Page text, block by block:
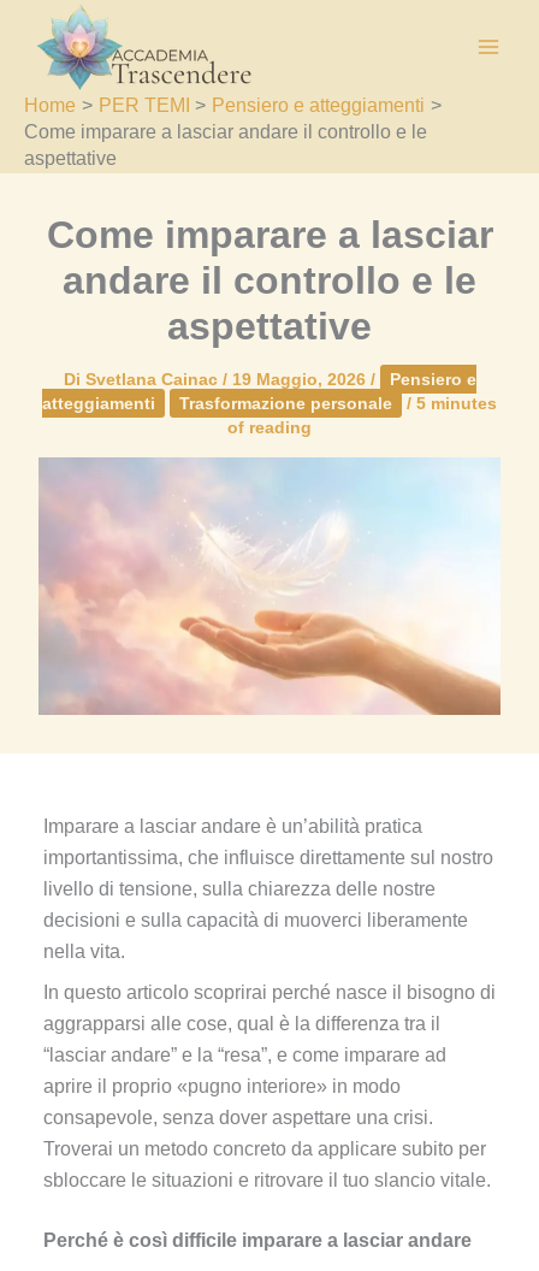
contenuto
Home
PER TEMI
Pensiero e atteggiamenti
Come imparare a lasciar andare il controllo e le
aspettative
Come imparare a lasciar
andare il controllo e le
aspettative
Di Svetlana Cainac / 19 Maggio, 2026 /
Pensiero e
atteggiamenti
Trasformazione personale / 5 minutes
of reading
Imparare a lasciar andare è un’abilità pratica
importantissima, che influisce direttamente sul nostro
livello di tensione, sulla chiarezza delle nostre
decisioni e sulla capacità di muoverci liberamente
nella vita.
In questo articolo scoprirai perché nasce il bisogno di
aggrapparsi alle cose, qual è la differenza tra il
“lasciar andare” e la “resa”, e come imparare ad
aprire il proprio «pugno interiore» in modo
consapevole, senza dover aspettare una crisi.
Troverai un metodo concreto da applicare subito per
sbloccare le situazioni e ritrovare il tuo slancio vitale.
Perché è così difficile imparare a lasciar andare